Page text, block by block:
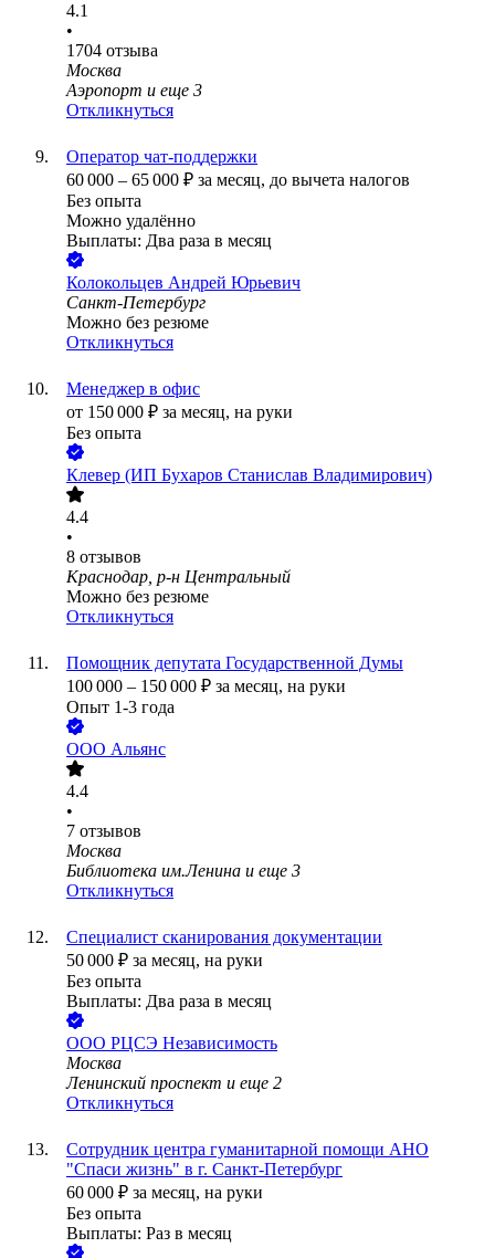
4.1
•
1704 отзыва
Москва
Аэропорт и еще 3
Откликнуться
Оператор чат-поддержки
60 000 – 65 000 ₽ за месяц, до вычета налогов
Без опыта
Можно удалённо
Выплаты: Два раза в месяц
Колокольцев Андрей Юрьевич
Санкт-Петербург
Можно без резюме
Откликнуться
Менеджер в офис
от 150 000 ₽ за месяц, на руки
Без опыта
Клевер (ИП Бухаров Станислав Владимирович)
4.4
•
8 отзывов
Краснодар, р-н Центральный
Можно без резюме
Откликнуться
Помощник депутата Государственной Думы
100 000 – 150 000 ₽ за месяц, на руки
Опыт 1-3 года
ООО Альянс
4.4
•
7 отзывов
Москва
Библиотека им.Ленина и еще 3
Откликнуться
Специалист сканирования документации
50 000 ₽ за месяц, на руки
Без опыта
Выплаты: Два раза в месяц
ООО РЦСЭ Независимость
Москва
Ленинский проспект и еще 2
Откликнуться
Сотрудник центра гуманитарной помощи АНО
"Спаси жизнь" в г. Санкт-Петербург
60 000 ₽ за месяц, на руки
Без опыта
Выплаты: Раз в месяц